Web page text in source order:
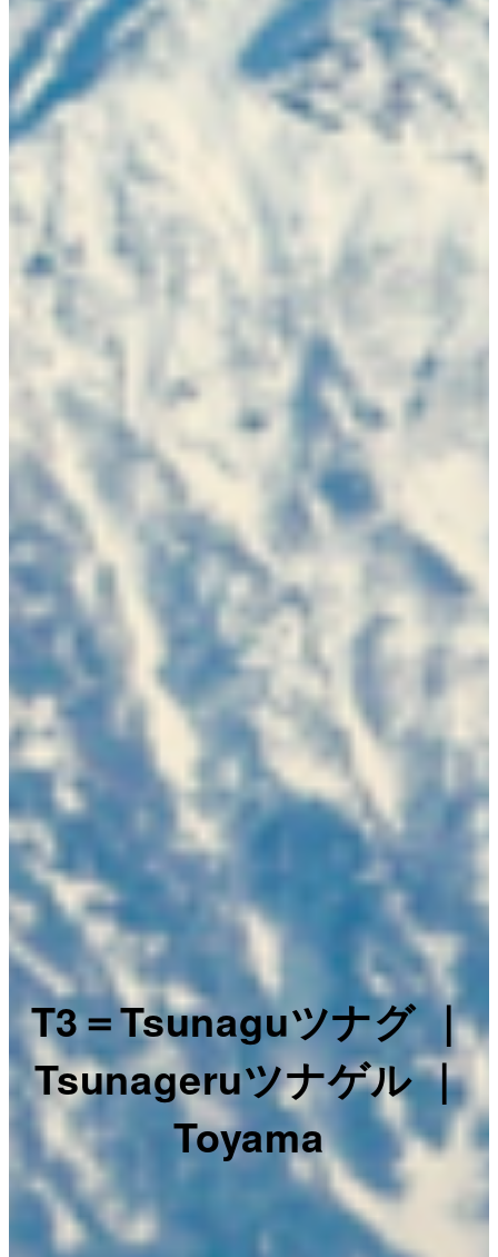
T3＝Tsunaguツナグ ｜
Tsunageruツナゲル ｜
Toyama